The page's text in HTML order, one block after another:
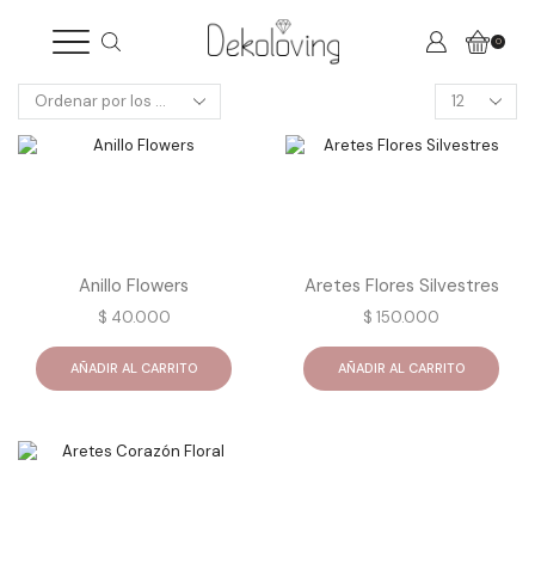
0
Products
per
page
Anillo Flowers
$ 40.000
AÑADIR AL CARRITO
Aretes Flores Silvestres
$ 150.000
AÑADIR AL CARRITO